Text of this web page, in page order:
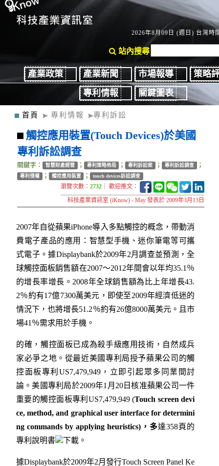
2026年8月09日 (週日) 台灣時
站內搜尋
產業政策 產業新聞 市場報導
策略
專利情報
關鍵圖表
首頁 專利情報 專利訴訟
觸控應用裝置(Touch Devices)於美國
專利訴訟調查
關鍵字： 智慧財產經營 ； 專利策略佈局 ； 專利訴訟案 ； 專利訴訟調查 ；
專利侵權 ； 觸控應用裝置 ； touch devices訴訟調查
瀏覽次數：2732 ｜ 歡迎推文：
科技產業資訊室 (iKnow) - May 發表於 2009年3月13日
2007年自從蘋果iPhone導入多點觸控的概念，帶動消
費電子產品的應用：智慧型手機、迷你筆電等可攜
式電子。據Displaybank於2009年2月調查並預測，全
球觸控面板銷售額在2007～2012年間會以年均35.1％
的增長率增長。2008年全球銷售額為比上年增長43.
2％約有17億7300萬美元，即使至2009年經濟低迷的
情況下，也將增長51.2％約有26億8000萬美元。且市
場41％需求用於手機。
的確，觸控面板已成為殺手級應用技術，自然成兵
家必爭之地。從最近美國專利局授予蘋果公司的觸
控面板專利US7,479,949，立即引起眾多同業間討
論。美國專利局於2009年1月20日核准蘋果公司一件
重要的觸控面板專利US7,479,949 (Touch screen devi
ce, method, and graphical user interface for determini
ng commands by applying heuristics) ，多達358頁的
專利說明書
下載。
據Displaybank於2009年2月發行Touch Screen Panel Ke